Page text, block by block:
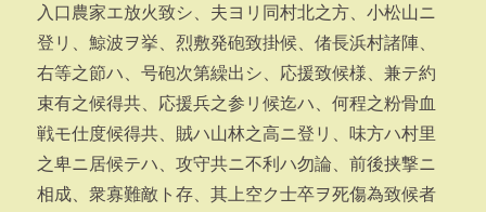
入口農家エ放火致シ、夫ヨリ同村北之方、小松山ニ
登リ、鯨波ヲ挙、烈敷発砲致掛候、偖長浜村諸陣、
右等之節ハ、号砲次第繰出シ、応援致候様、兼テ約
束有之候得共、応援兵之参リ候迄ハ、何程之粉骨血
戦モ仕度候得共、賊ハ山林之高ニ登リ、味方ハ村里
之卑ニ居候テハ、攻守共ニ不利ハ勿論、前後挟撃ニ
相成、衆寡難敵ト存、其上空ク士卒ヲ死傷為致候者